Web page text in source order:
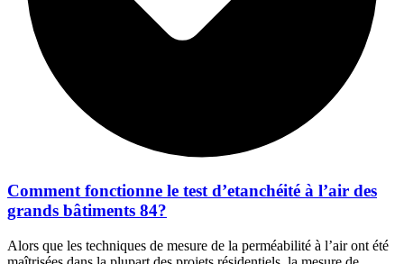
Comment fonctionne le test d’etanchéité à l’air des
grands bâtiments 84?
Alors que les techniques de mesure de la perméabilité à l’air ont été